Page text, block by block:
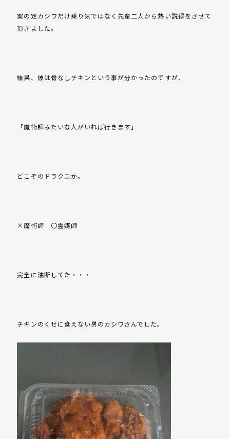
案の定カシワだけ乗り気ではなく先輩二人から熱い説得をさせて
頂きました。
結果、彼は骨なしチキンという事が分かったのですが、
「魔術師みたいな人がいれば行きます」
どこぞのドラクエか。
×魔術師 〇霊媒師
完全に油断してた・・・
チキンのくせに食えない男のカシワさんでした。